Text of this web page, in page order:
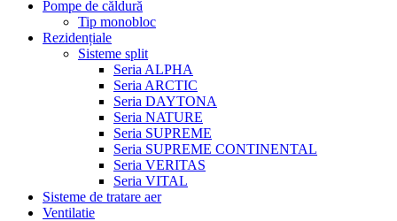
Pompe de căldură
Tip monobloc
Rezidențiale
Sisteme split
Seria ALPHA
Seria ARCTIC
Seria DAYTONA
Seria NATURE
Seria SUPREME
Seria SUPREME CONTINENTAL
Seria VERITAS
Seria VITAL
Sisteme de tratare aer
Ventilatie